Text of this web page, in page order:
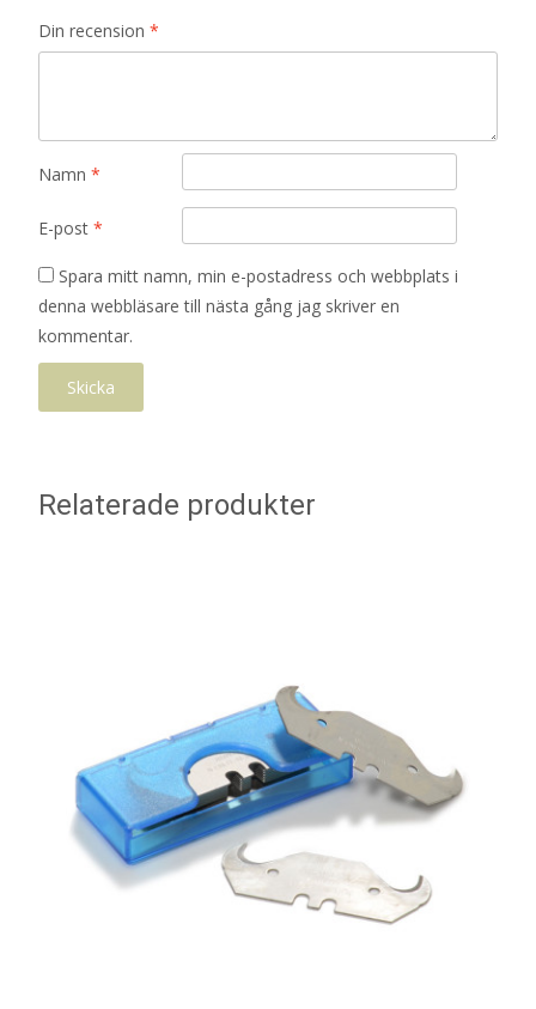
Din recension *
Namn *
E-post *
Spara mitt namn, min e-postadress och webbplats i
denna webbläsare till nästa gång jag skriver en
kommentar.
Relaterade produkter